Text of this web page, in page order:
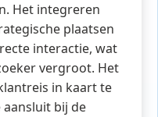
Het integreren
plaatsen
interactie, wat
vergroot. Het
in kaart te
bij de